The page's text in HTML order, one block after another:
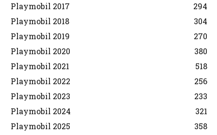
Playmobil 2017
294
Playmobil 2018
304
Playmobil 2019
270
Playmobil 2020
380
Playmobil 2021
518
Playmobil 2022
256
Playmobil 2023
233
Playmobil 2024
321
Playmobil 2025
358